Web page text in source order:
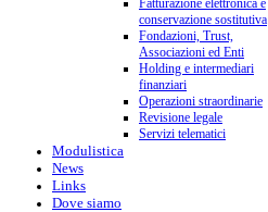
Fatturazione elettronica e
conservazione sostitutiva
Fondazioni, Trust,
Associazioni ed Enti
Holding e intermediari
finanziari
Operazioni straordinarie
Revisione legale
Servizi telematici
Modulistica
News
Links
Dove siamo